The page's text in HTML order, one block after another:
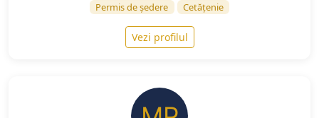
Permis de ședere Cetățenie
Vezi profilul